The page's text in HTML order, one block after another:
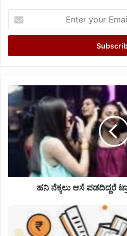
your
Email
ಹನಿ ನೆಕ್ಕಲು ಆಸೆ ಪಡದಿದ್ದರೆ